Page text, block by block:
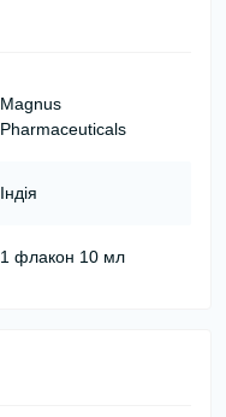
Magnus
Pharmaceuticals
Індія
1 флакон 10 мл